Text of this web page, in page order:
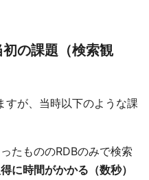
の課題（検索観
すが、当時以下のような課
たもののRDBのみで検索
に時間がかかる（数秒）